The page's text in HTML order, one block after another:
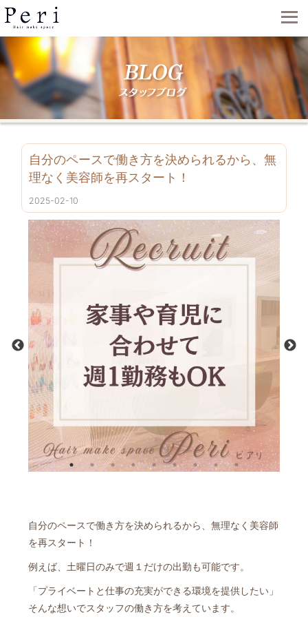
自分のペースで働き方を決められるから、無
理なく美容師を再スタート！
2025-02-10
自分のペースで働き方を決められるから、無理なく美容師
を再スタート！
例えば、土曜日のみで週１だけの出勤も可能です。
「プライベートと仕事の充実ができる環境を提供したい」
そんな想いでスタッフの働き方を考えています。